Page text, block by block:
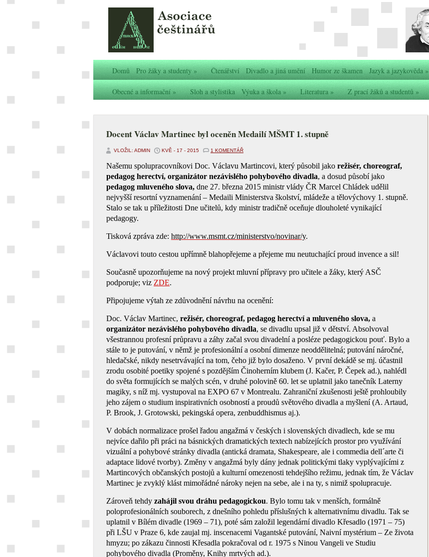
Domů Pro žáky a studenty» Čtenářství Divadlo a jiná umění Humor ze škamen Jazyk a jazykověda»
Obecné a informační» Sloh a stylistika Výuka a škola» Literatura» Z prací žáků a studentů»
Docent Václav Martinec byl oceněn Medailí MŠMT 1. stupně
VLOŽIL: ADMIN KVĚ - 17 - 2015 1 KOMENTÁŘ
Našemu spolupracovníkovi Doc. Václavu Martincovi, který působil jako režisér, choreograf,
pedagog herectví, organizátor nezávislého pohybového divadla, a dosud působí jako
pedagog mluveného slova, dne 27. března 2015 ministr vlády ČR Marcel Chládek udělil
nejvyšší resortní vyznamenání – Medaili Ministerstva školství, mládeže a tělovýchovy 1. stupně.
Stalo se tak u příležitosti Dne učitelů, kdy ministr tradičně oceňuje dlouholeté vynikající
pedagogy.
Tisková zpráva zde: http://www.msmt.cz/ministerstvo/novinar/y.
Václavovi touto cestou upřímně blahopřejeme a přejeme mu neutuchající proud invence a sil!
Současně upozorňujeme na nový projekt mluvní přípravy pro učitele a žáky, který ASČ
podporuje; viz ZDE.
Připojujeme výtah ze zdůvodnění návrhu na ocenění:
Doc. Václav Martinec, režisér, choreograf, pedagog herectví a mluveného slova, a
organizátor nezávislého pohybového divadla, se divadlu upsal již v dětství. Absolvoval
všestrannou profesní průpravu a záhy začal svou divadelní a posléze pedagogickou pouť. Bylo a
stále to je putování, v němž je profesionální a osobní dimenze neoddělitelná; putování náročné,
hledačské, nikdy nesetrvávající na tom, čeho již bylo dosaženo. V první dekádě se mj. účastnil
zrodu osobité poetiky spojené s pozdějším Činoherním klubem (J. Kačer, P. Čepek ad.), nahlédl
do světa formujících se malých scén, v druhé polovině 60. let se uplatnil jako tanečník Laterny
magiky, s níž mj. vystupoval na EXPO 67 v Montrealu. Zahraniční zkušenosti ještě prohloubily
jeho zájem o studium inspirativních osobností a proudů světového divadla a myšlení (A. Artaud,
P. Brook, J. Grotowski, pekingská opera, zenbuddhismus aj.).
V dobách normalizace prošel řadou angažmá v českých i slovenských divadlech, kde se mu
nejvíce dařilo při práci na básnických dramatických textech nabízejících prostor pro využívání
vizuální a pohybové stránky divadla (antická dramata, Shakespeare, ale i commedia dell´arte či
adaptace lidové tvorby). Změny v angažmá byly dány jednak politickými tlaky vyplývajícími z
Martincových občanských postojů a kulturní omezenosti tehdejšího režimu, jednak tím, že Václav
Martinec je zvyklý klást mimořádné nároky nejen na sebe, ale i na ty, s nimiž spolupracuje.
Zároveň tehdy zahájil svou dráhu pedagogickou. Bylo tomu tak v menších, formálně
poloprofesionálních souborech, z dnešního pohledu příslušných k alternativnímu divadlu. Tak se
uplatnil v Bílém divadle (1969 – 71), poté sám založil legendární divadlo Křesadlo (1971 – 75)
při LŠU v Praze 6, kde zaujal mj. inscenacemi Vagantské putování, Naivní mystérium – Ze života
hmyzu; po zákazu činnosti Křesadla pokračoval od r. 1975 s Ninou Vangeli ve Studiu
pohybového divadla (Proměny, Knihy mrtvých ad.).